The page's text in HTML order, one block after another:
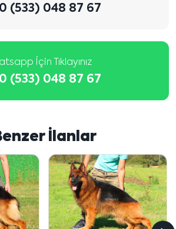
(533) 048 87 67
İçin Tıklayınız
(533) 048 87 67
İlanlar